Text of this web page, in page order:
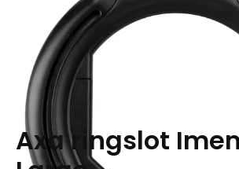
Axa ringslot